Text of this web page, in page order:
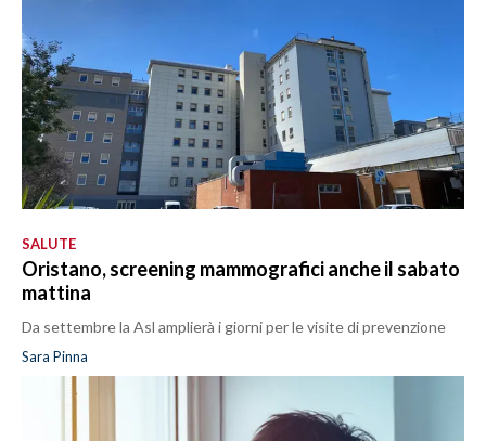
SALUTE
Oristano, screening mammografici anche il sabato
mattina
Da settembre la Asl amplierà i giorni per le visite di prevenzione
Sara Pinna